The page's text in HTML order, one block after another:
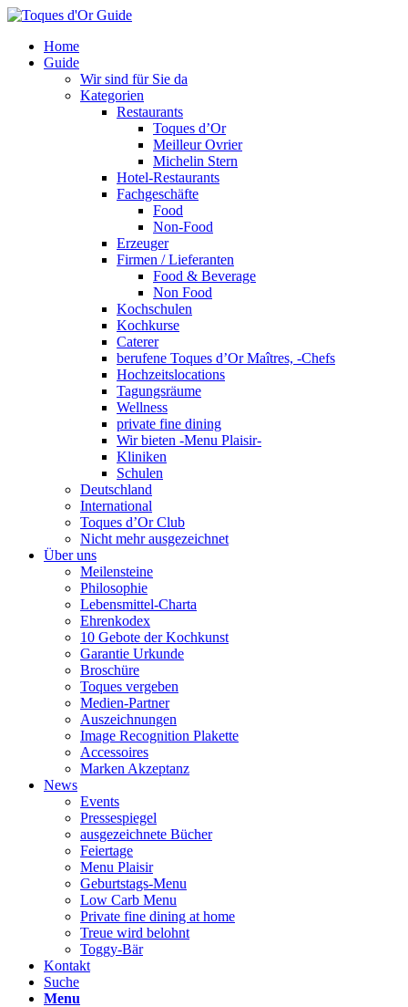
Home
Guide
Wir sind für Sie da
Kategorien
Restaurants
Toques d’Or
Meilleur Ovrier
Michelin Stern
Hotel-Restaurants
Fachgeschäfte
Food
Non-Food
Erzeuger
Firmen / Lieferanten
Food & Beverage
Non Food
Kochschulen
Kochkurse
Caterer
berufene Toques d’Or Maîtres, -Chefs
Hochzeitslocations
Tagungsräume
Wellness
private fine dining
Wir bieten -Menu Plaisir-
Kliniken
Schulen
Deutschland
International
Toques d’Or Club
Nicht mehr ausgezeichnet
Über uns
Meilensteine
Philosophie
Lebensmittel-Charta
Ehrenkodex
10 Gebote der Kochkunst
Garantie Urkunde
Broschüre
Toques vergeben
Medien-Partner
Auszeichnungen
Image Recognition Plakette
Accessoires
Marken Akzeptanz
News
Events
Pressespiegel
ausgezeichnete Bücher
Feiertage
Menu Plaisir
Geburtstags-Menu
Low Carb Menu
Private fine dining at home
Treue wird belohnt
Toggy-Bär
Kontakt
Suche
Menu